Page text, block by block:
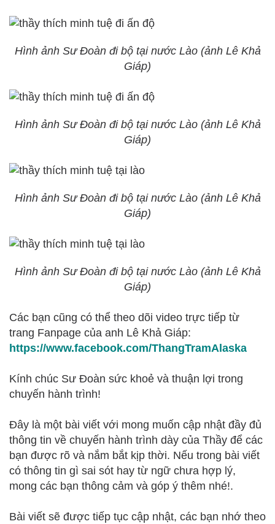
Hình ảnh Sư Đoàn đi bộ tại nước Lào (ảnh Lê Khả
Giáp)
Hình ảnh Sư Đoàn đi bộ tại nước Lào (ảnh Lê Khả
Giáp)
Hình ảnh Sư Đoàn đi bộ tại nước Lào (ảnh Lê Khả
Giáp)
Hình ảnh Sư Đoàn đi bộ tại nước Lào (ảnh Lê Khả
Giáp)
Các bạn cũng có thể theo dõi video trực tiếp từ
trang Fanpage của anh Lê Khả Giáp:
https://www.facebook.com/ThangTramAlaska
Kính chúc Sư Đoàn sức khoẻ và thuận lợi trong
chuyến hành trình!
Đây là một bài viết với mong muốn cập nhật đầy đủ
thông tin về chuyến hành trình dày của Thầy để các
bạn được rõ và nắm bắt kịp thời. Nếu trong bài viết
có thông tin gì sai sót hay từ ngữ chưa hợp lý,
mong các bạn thông cảm và góp ý thêm nhé!.
Bài viết sẽ được tiếp tục cập nhật, các bạn nhớ theo